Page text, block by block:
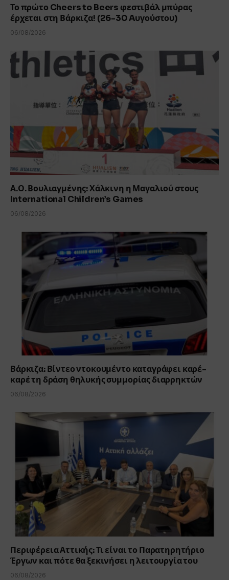
Το πρώτο Cheers to Beers φεστιβάλ μπύρας
έρχεται στη Βάρκιζα! (26-30 Aυγούστου)
06/08/2026
Α.Ο. Βουλιαγμένης: Χάλκινη η Μαγαλιού στους
International Children’s Games
06/08/2026
Βάρκιζα: Βίντεο ντοκουμέντο καταγράφει καρέ-
καρέ τη δράση θηλυκής συμμορίας διαρρηκτών
06/08/2026
Περιφέρεια Αττικής: Τι είναι το Παρατηρητήριο
Έργων και πότε θα ξεκινήσει η λειτουργία του
06/08/2026